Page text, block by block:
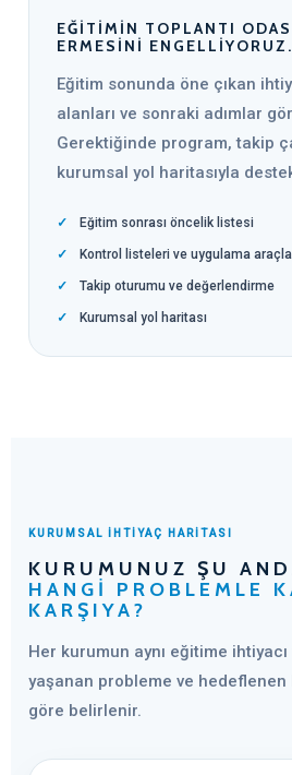
EĞITIMIN TOPLANTI
ERMESINI ENGELLIYORUZ.
Eğitim sonunda öne çıkan
alanları ve sonraki adımlar
Gerektiğinde program, takip
kurumsal yol haritasıyla
Eğitim sonrası öncelik listesi
Kontrol listeleri ve uygulama
Takip oturumu ve değerlendirme
Kurumsal yol haritası
KURUMSAL İHTİYAÇ HARİTASI
KURUMUNUZ ŞU
HANGI PROBLEMLE
KARŞIYA?
Her kurumun aynı eğitime
yaşanan probleme ve
göre belirlenir.